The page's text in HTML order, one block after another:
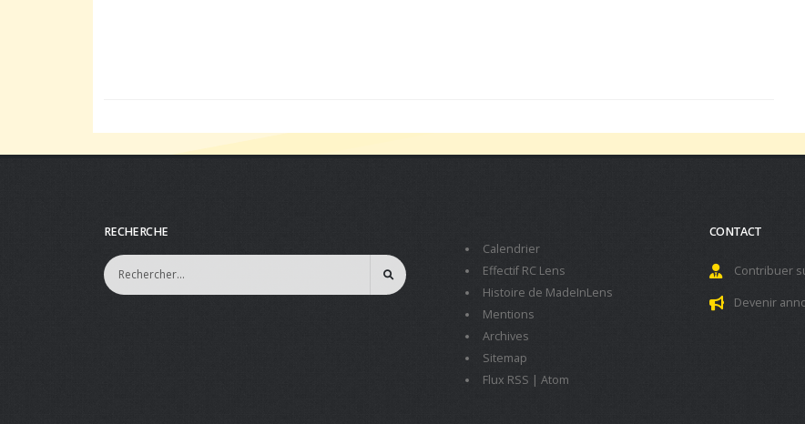
RECHERCHE
Calendrier
Effectif RC Lens
Histoire de MadeInLens
Mentions
Archives
Sitemap
Flux RSS | Atom
CONTACT
Contribuer
Devenir